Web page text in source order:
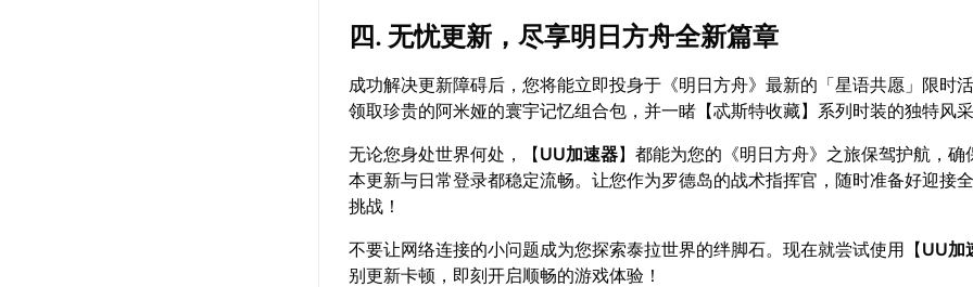
四. 无忧更新，尽享明日方舟全新篇章
成功解决更新障碍后，您将能立即投身于《明日方舟》最新的「星语共愿」限时
领取珍贵的阿米娅的寰宇记忆组合包，并一睹【忒斯特收藏】系列时装的独特风采
无论您身处世界何处，【UU加速器】都能为您的《明日方舟》之旅保驾护航，确
本更新与日常登录都稳定流畅。让您作为罗德岛的战术指挥官，随时准备好迎接
挑战！
不要让网络连接的小问题成为您探索泰拉世界的绊脚石。现在就尝试使用【UU加
别更新卡顿，即刻开启顺畅的游戏体验！